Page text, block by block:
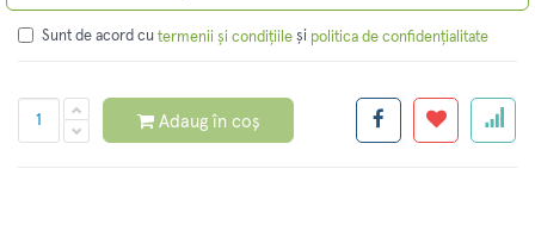
Sunt de acord cu termenii și condițiile și politica de confidențialitate
Adaug în coș